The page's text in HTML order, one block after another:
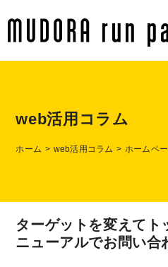
web活用コラム
ホーム web活用コラム ホームペ
ターゲットを変えてト
ニューアルでお問い合